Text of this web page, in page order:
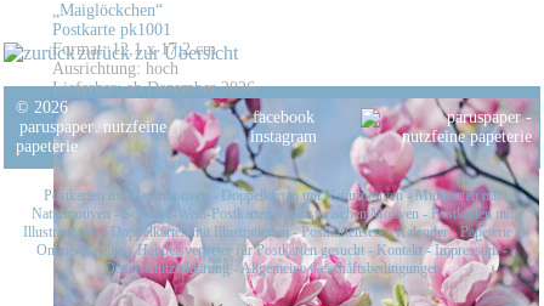
„Maiglöckchen“
Postkarte pk1001
Format: 12,1 x 17,2 cm
Ausrichtung: hoch
Lieferbar: ab Dezember 2026
zurück zur Übersicht
© 2026
paruspaper. nutzfeine
papeterie
facebook
instagram
Postkarten mit Naturmotiven - Doppelkarten mit Naturmotiven- Midikarten mit
Naturmotiven - Schwarz-Weiß-Postkarten mit historischen Motiven- Postkarten mit
Illustrationen - Doppelkarten mit Illustrationen-Postkartensets-Kalender-Papeterie -
Online-Katalog-Handelsvertreter für Postkarten gesucht - Kontakt-Impressum-
Datenschutzerklärung - Allgemeine Geschäftsbedingungen